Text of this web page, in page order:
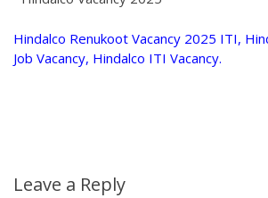
Hindalco Renukoot Vacancy 2025 ITI,
Job Vacancy, Hindalco ITI Vacancy.
Leave a Reply